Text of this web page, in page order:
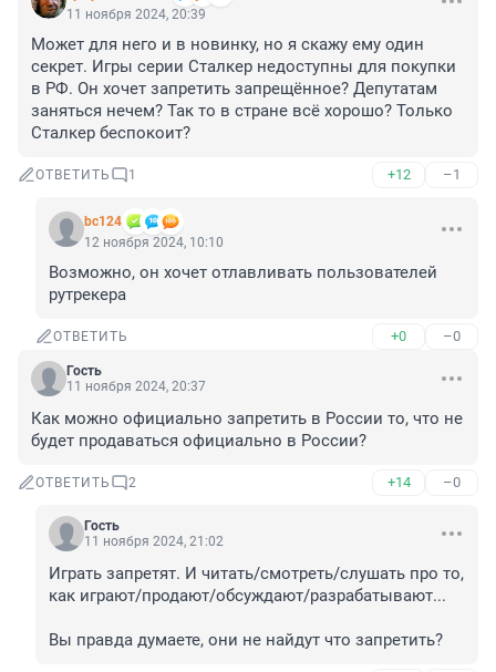
11 ноября 2024, 20:39
Может для него и в новинку, но я скажу ему один
секрет. Игры серии Сталкер недоступны для покупки
в РФ. Он хочет запретить запрещённое? Депутатам
заняться нечем? Так то в стране всё хорошо? Только
Сталкер беспокоит?
ОТВЕТИТЬ 1 +12 –1
bc124
12 ноября 2024, 10:10
Возможно, он хочет отлавливать пользователей
рутрекера
ОТВЕТИТЬ +0 –0
Гость
11 ноября 2024, 20:37
Как можно официально запретить в России то, что не
будет продаваться официально в России?
ОТВЕТИТЬ 2 +14 –0
Гость
11 ноября 2024, 21:02
Играть запретят. И читать/смотреть/слушать про то,
как играют/продают/обсуждают/разрабатывают...
Вы правда думаете, они не найдут что запретить?